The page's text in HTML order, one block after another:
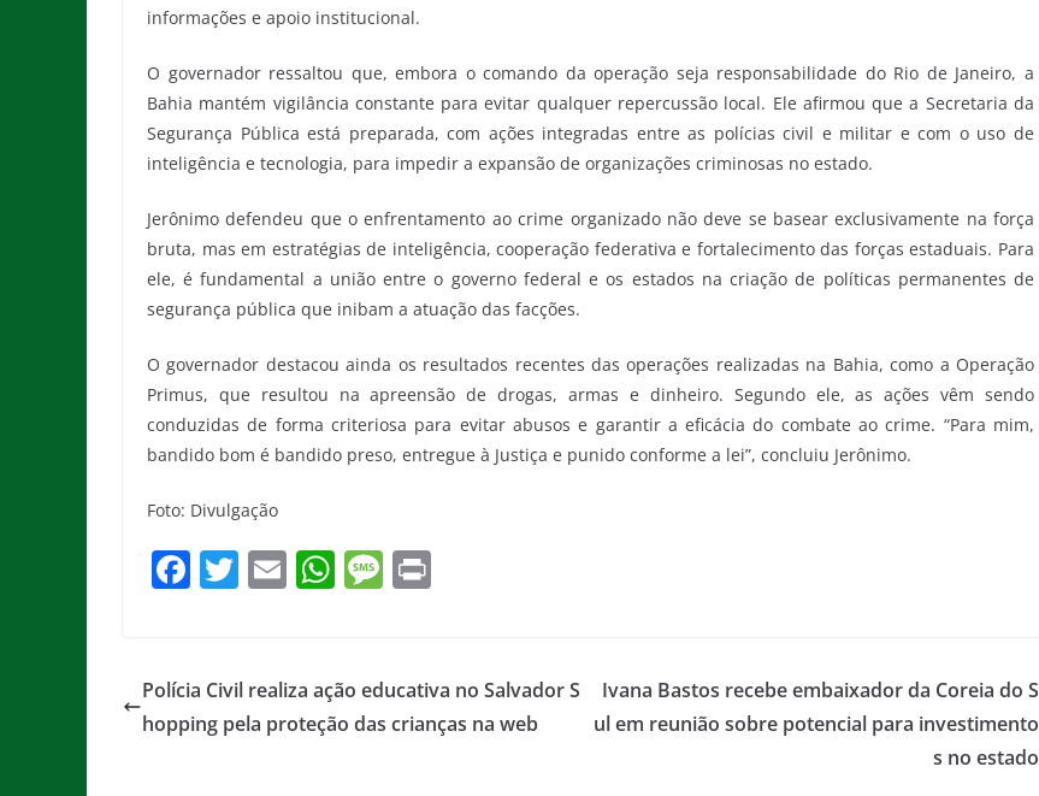
informações e apoio institucional.
O governador ressaltou que, embora o comando da operação seja responsabilidade do Rio de Janeiro, a
Bahia mantém vigilância constante para evitar qualquer repercussão local. Ele afirmou que a Secretaria da
Segurança Pública está preparada, com ações integradas entre as polícias civil e militar e com o uso de
inteligência e tecnologia, para impedir a expansão de organizações criminosas no estado.
Jerônimo defendeu que o enfrentamento ao crime organizado não deve se basear exclusivamente na força
bruta, mas em estratégias de inteligência, cooperação federativa e fortalecimento das forças estaduais. Para
ele, é fundamental a união entre o governo federal e os estados na criação de políticas permanentes de
segurança pública que inibam a atuação das facções.
O governador destacou ainda os resultados recentes das operações realizadas na Bahia, como a Operação
Primus, que resultou na apreensão de drogas, armas e dinheiro. Segundo ele, as ações vêm sendo
conduzidas de forma criteriosa para evitar abusos e garantir a eficácia do combate ao crime. “Para mim,
bandido bom é bandido preso, entregue à Justiça e punido conforme a lei”, concluiu Jerônimo.
Foto: Divulgação
F
e
b
T
er
E
l
W
s
A
M
a
g
Polícia Civil realiza ação educativa no Salvador S
hopping pela proteção das crianças na web
Ivana Bastos recebe embaixador da Coreia do S
ul em reunião sobre potencial para investimento
s no estado